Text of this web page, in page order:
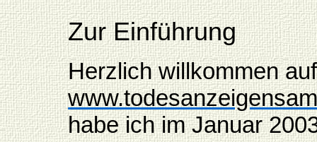
Zur Einführung
Herzlich willkommen auf
habe ich im Januar